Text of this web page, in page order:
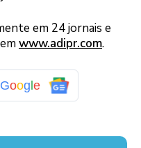
em 24 jornais e
www.adipr.com.
Google